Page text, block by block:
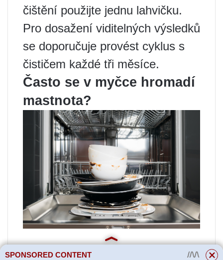
čištění použijte jednu lahvičku.
Pro dosažení viditelných výsledků
se doporučuje provést cyklus s
čističem každé tři měsíce.
Často se v myčce hromadí
mastnota?
SPONSORED CONTENT